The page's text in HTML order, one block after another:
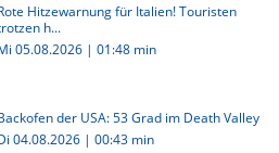
Hitzewarnung für Italien! Touristen
h...
05.08.2026 | 01:48 min
der USA: 53 Grad im Death Valley
04.08.2026 | 00:43 min